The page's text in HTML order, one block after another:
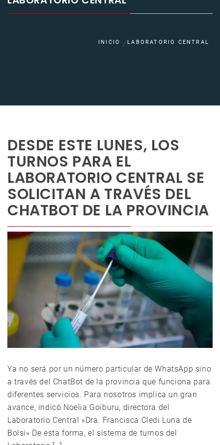
INICIO LABORATORIO CENTRAL
DESDE ESTE LUNES, LOS
TURNOS PARA EL
LABORATORIO CENTRAL SE
SOLICITAN A TRAVÉS DEL
CHATBOT DE LA PROVINCIA
Ya no será por un número particular de WhatsApp sino
a través del ChatBot de la provincia que funciona para
diferentes servicios. Para nosotros implica un gran
avance, indicó Noelia Goiburu, directora del
Laboratorio Central «Dra. Francisca Cledi Luna de
Bolsi» De esta forma, el sistema de turnos del